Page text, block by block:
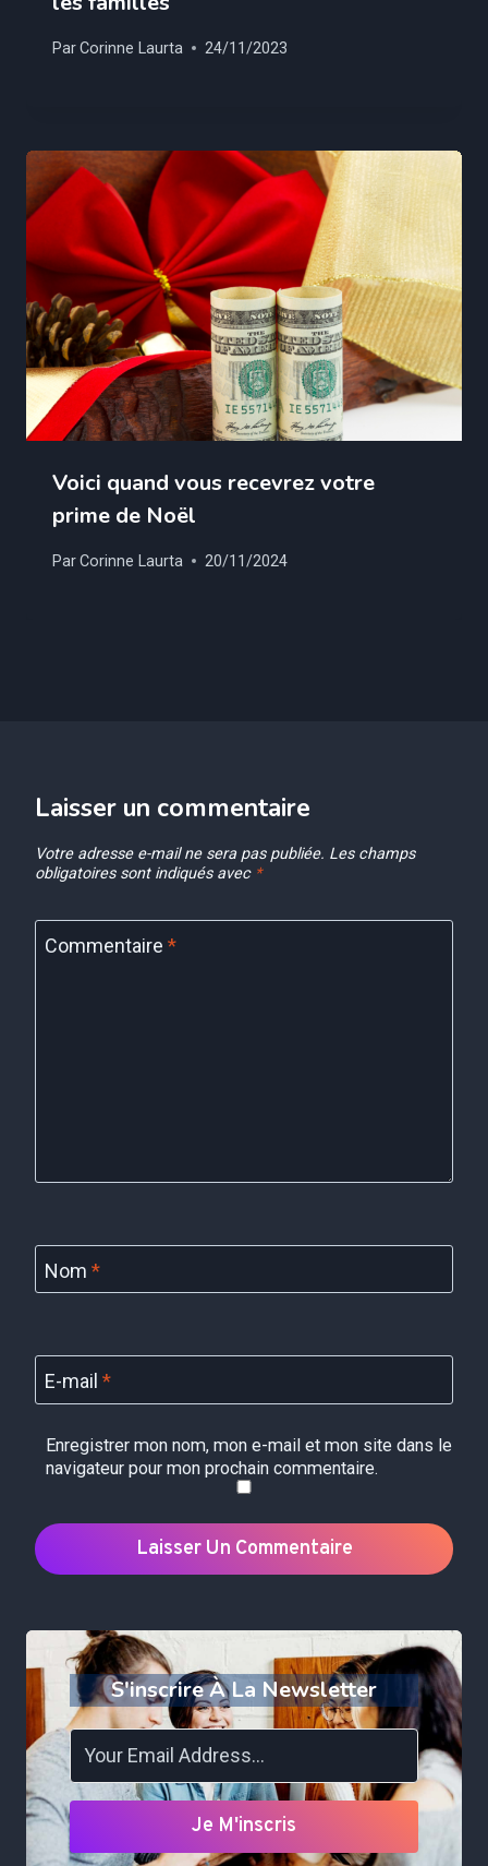
ParCorinne Laurta 24/11/2023
Voici quand vous recevrez votre
prime de Noël
ParCorinne Laurta 20/11/2024
Laisser un commentaire
Votre adresse e-mail ne sera pas publiée. Les champs
obligatoires sont indiqués avec *
Commentaire *
Nom *
E-mail *
Enregistrer mon nom, mon e-mail et mon site dans le
navigateur pour mon prochain commentaire.
S'inscrire À La Newsletter
Je M'inscris